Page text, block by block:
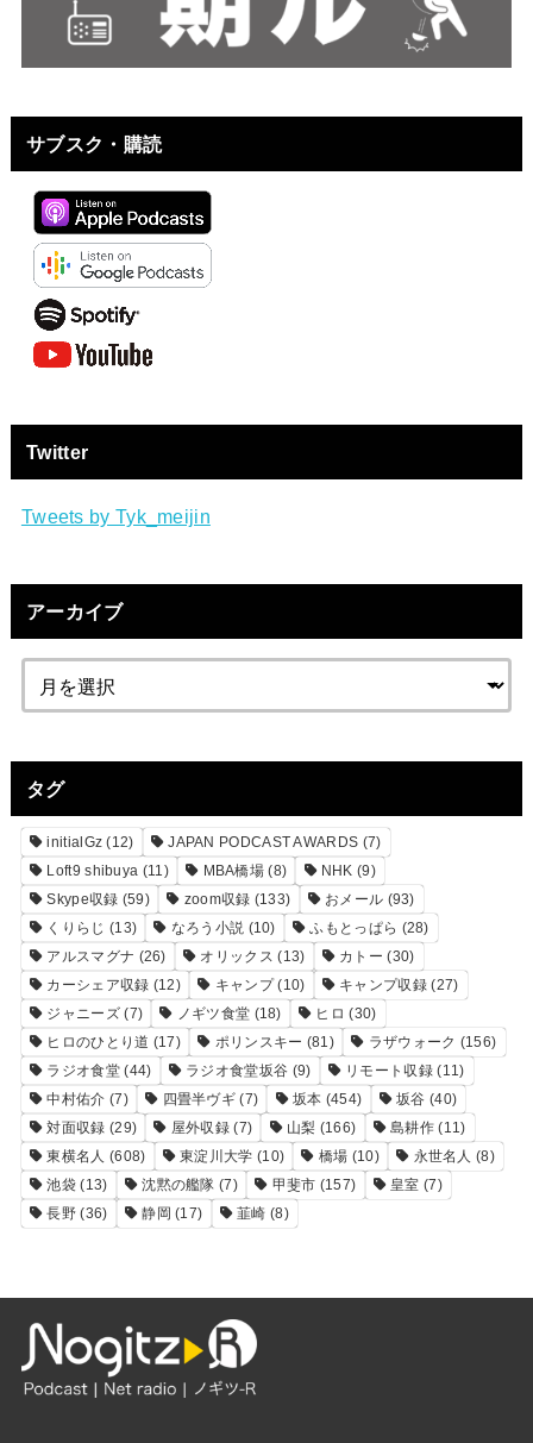
サブスク・購読
Twitter
Tweets by Tyk_meijin
アーカイブ
タグ
initialGz (12) JAPAN PODCAST AWARDS (7)
Loft9 shibuya (11) MBA橋場 (8) NHK (9)
Skype収録 (59) zoom収録 (133) おメール (93)
くりらじ (13) なろう小説 (10) ふもとっぱら (28)
アルスマグナ (26) オリックス (13) カトー (30)
カーシェア収録 (12) キャンプ(10) キャンプ収録(27)
ジャニーズ(7) ノギツ食堂 (18) ヒロ (30)
ヒロのひとり道 (17) ポリンスキー (81) ラザウォーク (156)
ラジオ食堂(44) ラジオ食堂坂谷 (9) リモート収録(11)
中村佑介 (7) 四畳半ヴギ (7) 坂本 (454) 坂谷 (40)
対面収録 (29) 屋外収録 (7) 山梨 (166) 島耕作(11)
東横名人 (608) 東淀川大学 (10) 橋場 (10) 永世名人 (8)
池袋 (13) 沈黙の艦隊 (7) 甲斐市 (157) 皇室 (7)
長野 (36) 静岡 (17) 韮崎 (8)